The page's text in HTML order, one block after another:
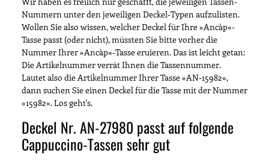
Nummern unter den jeweiligen Deckel-Typen aufzulisten.
Wollen Sie also wissen, welcher Deckel für Ihre »Ancàp«-
Tasse passt (oder nicht), müssten Sie bitte vorher die
Nummer Ihrer »Ancàp«-Tasse eruieren. Das ist leicht getan:
Die Artikelnummer verrät Ihnen die Tassennummer.
Lautet also die Artikelnummer Ihrer Tasse »AN-15982«,
dann suchen Sie einen Deckel für die Tasse mit der Nummer
»15982«. Los geht's.
Deckel Nr. AN-27980 passt auf folgende
Cappuccino-Tassen sehr gut